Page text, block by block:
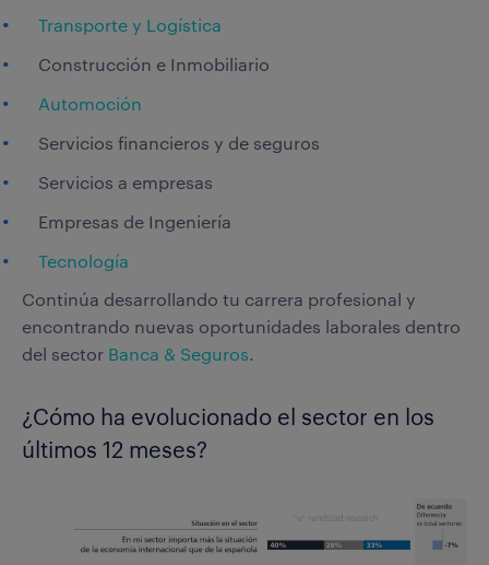
Transporte y Logística
Construcción e Inmobiliario
Automoción
Servicios financieros y de seguros
Servicios a empresas
Empresas de Ingeniería
Tecnología
Continúa desarrollando tu carrera profesional y
encontrando nuevas oportunidades laborales dentro
del sector Banca & Seguros.
¿Cómo ha evolucionado el sector en los
últimos 12 meses?